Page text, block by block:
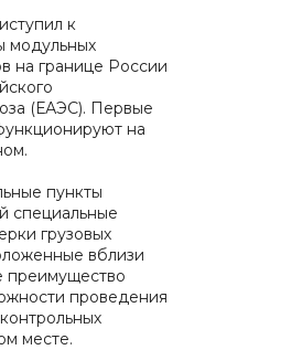
к
модульных
на границе России
(ЕАЭС). Первые
на
пункты
специальные
грузовых
вблизи
преимущество
проведения
месте.